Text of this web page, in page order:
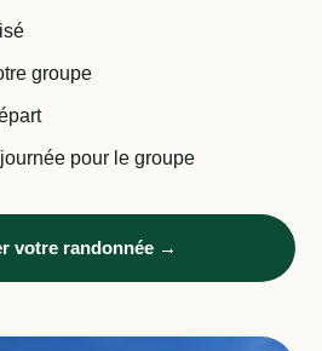
groupe
pour le groupe
votre randonnée →